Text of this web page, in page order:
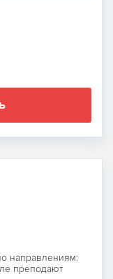
направлениям:
преподают